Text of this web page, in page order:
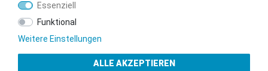
Essenziell
Funktional
Weitere Einstellungen
ALLE AKZEPTIEREN